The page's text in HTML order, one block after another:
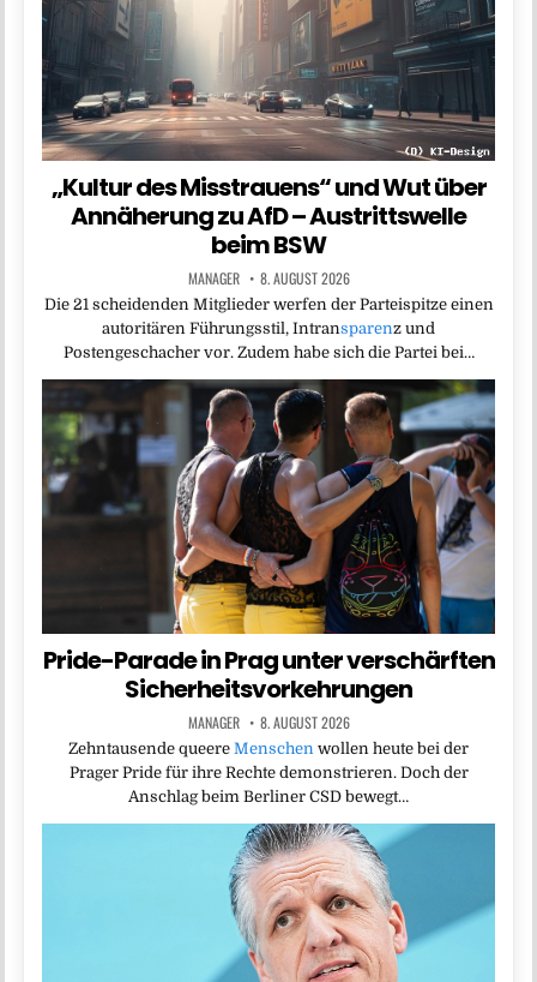
„Kultur des Misstrauens“ und Wut über
Annäherung zu AfD – Austrittswelle
beim BSW
MANAGER 8. AUGUST 2026
Die 21 scheidenden Mitglieder werfen der Parteispitze einen
autoritären Führungsstil, Intransparenz und
Postengeschacher vor. Zudem habe sich die Partei bei…
Pride-Parade in Prag unter verschärften
Sicherheitsvorkehrungen
MANAGER 8. AUGUST 2026
Zehntausende queere Menschen wollen heute bei der
Prager Pride für ihre Rechte demonstrieren. Doch der
Anschlag beim Berliner CSD bewegt…